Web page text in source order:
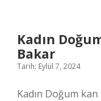
Kadın
Bakar
Tarih: Eylül 7, 2024
Kadın Doğum